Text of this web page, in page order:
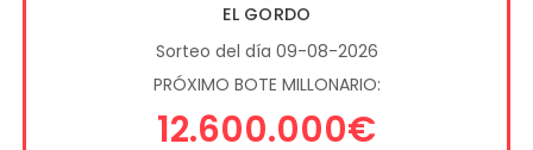
EL GORDO
Sorteo del día 09-08-2026
PRÓXIMO BOTE MILLONARIO:
12.600.000€